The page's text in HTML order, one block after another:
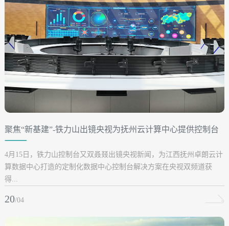
聚焦“新基建”-铁力山出镜央视为抚州云计算中心提供控制台
解决方案
4月15日，铁力山控制台又双叒叕出镜央视新闻，为江西抚州卓朗云计
算数据中心打造的定制化数据中心控制台解决方案在央视双频道获
得...
20/04